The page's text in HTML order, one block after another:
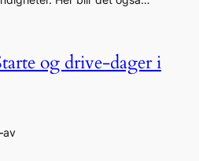
og drive-dager i
av